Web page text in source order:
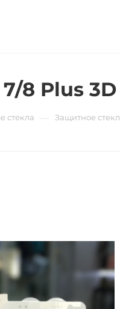
8 Plus
стекла Защитное